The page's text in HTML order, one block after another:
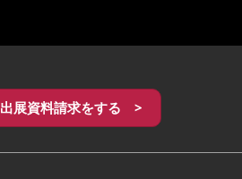
出展資料請求をする >